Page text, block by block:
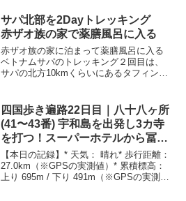
★★★★★（連日の40km超えに加え、本
格的な雨が体力と気力を奪う）* 宿泊地：
民宿 徳増（室戸市）* 参拝した札所と区
間距離（ガイドブック参考）： 海山荘
（鯖瀬口） 〜 民宿 徳増（佐喜浜）：
40.8km （※設定ルートの合計：
出発昨日の44.6kmの激闘の疲労が多少残
る朝。予報通りの本...
サパ北部を2Dayトレッキング
赤ザオ族の家で薬膳風呂に入る
赤ザオ族の家に泊まって薬膳風呂に入る
ベトナムサパのトレッキング２回目は、
サパの北方10kmくらいにあるタフィン
グループトレッキングがないエリアなの
で、ツーリストはごくわずか。こういう
所では、予想外の経験ができます。赤ザ
オ族は、クリスマスのような赤い頭巾を
かぶっています。 女性は結婚すると髪の
毛と眉毛を剃り落とす風習があります
が、若い人ほど普通です。年配の方の中
には、眉毛がないため、目つきが少し怖
四国歩き遍路22日目｜八十八ヶ所
(41〜43番) 宇和島を出発し3カ寺
を打つ！スーパーホテルから冨士
廼家旅館へ
【本日の記録】* 天気： 晴れ* 歩行距離：
27.0km（※GPSの実測値）* 累積標高：
上り 695m / 下り 491m（※GPSの実測